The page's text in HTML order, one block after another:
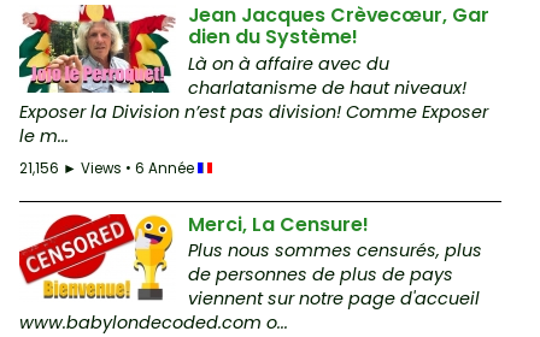
Jean Jacques Crèvecœur, Gar
dien du Système!
Là on à affaire avec du
charlatanisme de haut niveaux!
Exposer la Division n’est pas division! Comme Exposer
le m...
21,156 ► Views • 6 Année
Merci, La Censure!
Plus nous sommes censurés, plus
de personnes de plus de pays
viennent sur notre page d'accueil
www.babylondecoded.com o...